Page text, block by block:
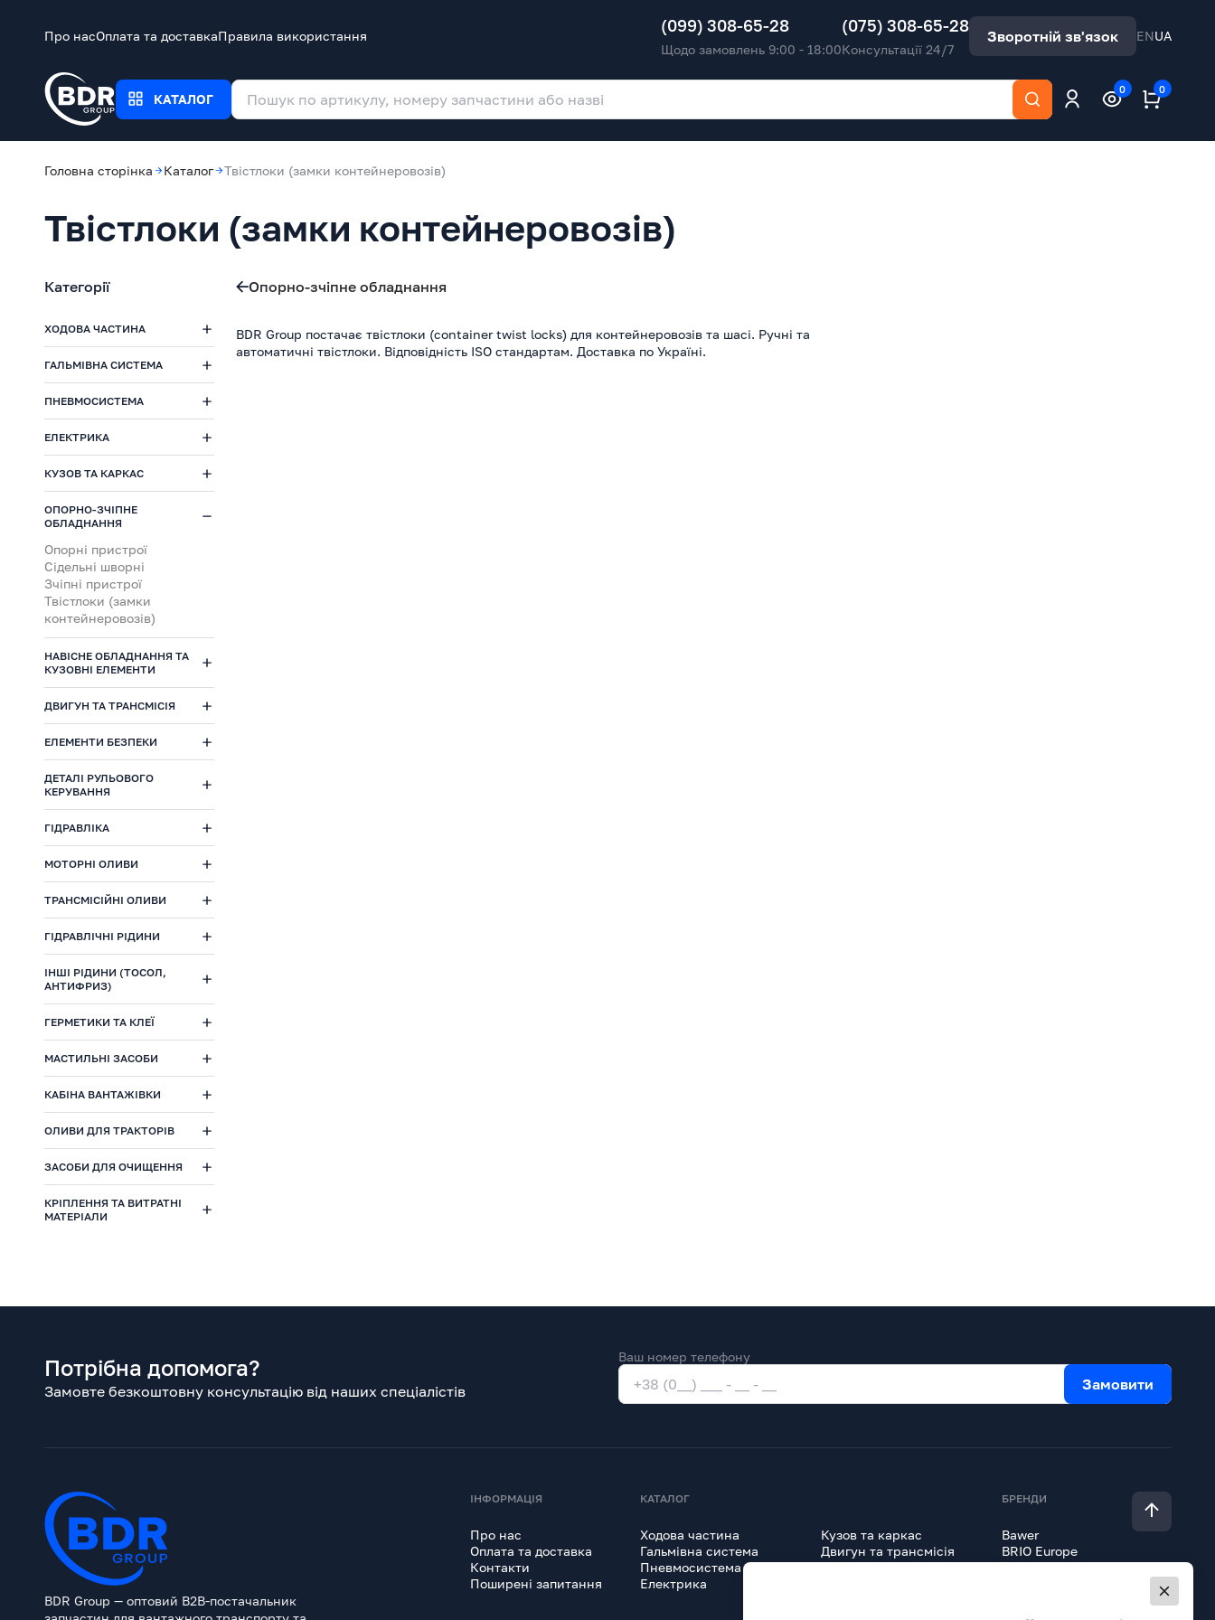
Про насОплата та доставкаПравила використання
(099) 308-65-28
Щодо замовлень 9:00 - 18:00
(075) 308-65-28
Консультації 24/7
Зворотній зв'язок ENUA
КАТАЛОГ
0 0
Головна сторінка Каталог Твістлоки (замки контейнеровозів)
Твістлоки (замки контейнеровозів)
Категорії
ХОДОВА ЧАСТИНА
ГАЛЬМІВНА СИСТЕМА
ПНЕВМОСИСТЕМА
ЕЛЕКТРИКА
КУЗОВ ТА КАРКАС
ОПОРНО-ЗЧІПНЕ
ОБЛАДНАННЯ
Опорні пристрої
Сідельні шворні
Зчіпні пристрої
Твістлоки (замки
контейнеровозів)
НАВІСНЕ ОБЛАДНАННЯ ТА
КУЗОВНІ ЕЛЕМЕНТИ
ДВИГУН ТА ТРАНСМІСІЯ
ЕЛЕМЕНТИ БЕЗПЕКИ
ДЕТАЛІ РУЛЬОВОГО
КЕРУВАННЯ
ГІДРАВЛІКА
МОТОРНІ ОЛИВИ
ТРАНСМІСІЙНІ ОЛИВИ
ГІДРАВЛІЧНІ РІДИНИ
ІНШІ РІДИНИ (ТОСОЛ,
АНТИФРИЗ)
ГЕРМЕТИКИ ТА КЛЕЇ
МАСТИЛЬНІ ЗАСОБИ
КАБІНА ВАНТАЖІВКИ
ОЛИВИ ДЛЯ ТРАКТОРІВ
ЗАСОБИ ДЛЯ ОЧИЩЕННЯ
КРІПЛЕННЯ ТА ВИТРАТНІ
МАТЕРІАЛИ
Опорно-зчіпне обладнання
BDR Group постачає твістлоки (container twist locks) для контейнеровозів та шасі. Ручні та
автоматичні твістлоки. Відповідність ISO стандартам. Доставка по Україні.
Потрібна допомога?
Замовте безкоштовну консультацію від наших спеціалістів
Ваш номер телефону
Замовити
BDR Group — оптовий B2B-постачальник
ІНФОРМАЦІЯ
Про нас
Оплата та доставка
Контакти
Поширені запитання
КАТАЛОГ
Ходова частина
Гальмівна система
Пневмосистема
Електрика
Кузов та каркас
Двигун та трансмісія
Гідравліка
БРЕНДИ
Bawer
BRIO Europe
Erich Jaeger
Orex